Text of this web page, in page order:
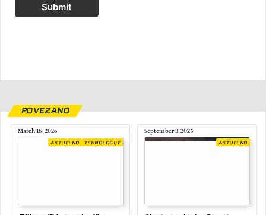
Submit
POVEZANO
March 16, 2026
AKTUELNO TEHNOLOGIJE
September 3, 2025
AKTUELNO